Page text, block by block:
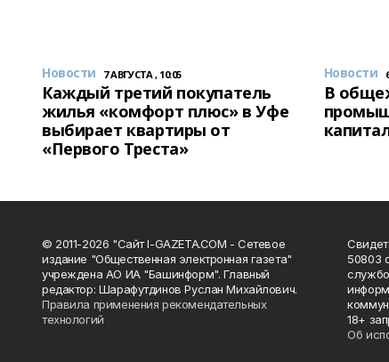
Новости 7 АВГУСТА , 10:05
Каждый третий покупатель
жилья «комфорт плюс» в Уфе
выбирает квартиры от
«Первого Треста»
Новости
В
© 2011-2026 "Сайт I-GAZETA.COM - Сетевое
издание "Общественная электронная газета"
учреждена АО ИА "Башинформ". Главный
редактор: Шарафутдинов Руслан Михайлович.
Правила применения рекомендательных
технологий
50803
18+
Об